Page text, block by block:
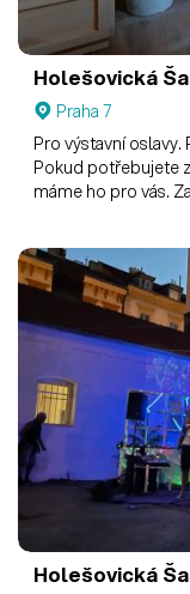
Holešovická
Praha 7
Pro výstavní
Pokud potřebujete
máme ho pro vás.
Holešovická